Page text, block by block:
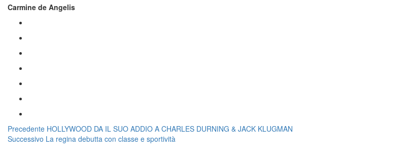
Carmine de Angelis
Navigazione
articoli
Precedente Articolo
precedente:
HOLLYWOOD DA IL SUO ADDIO A CHARLES DURNING & JACK KLUGMAN
Successivo Articolo
La regina debutta con classe e sportività